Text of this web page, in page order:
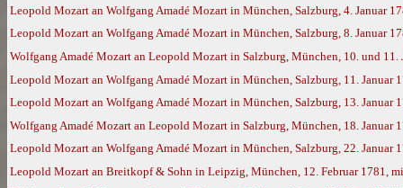
Leopold Mozart an Wolfgang Amadé Mozart in München, Salzburg, 4. Januar
Leopold Mozart an Wolfgang Amadé Mozart in München, Salzburg, 8. Januar
Wolfgang Amadé Mozart an Leopold Mozart in Salzburg, München, 10. und 11.
Leopold Mozart an Wolfgang Amadé Mozart in München, Salzburg, 11. Januar
Leopold Mozart an Wolfgang Amadé Mozart in München, Salzburg, 13. Januar
Wolfgang Amadé Mozart an Leopold Mozart in Salzburg, München, 18. Januar
Leopold Mozart an Wolfgang Amadé Mozart in München, Salzburg, 22. Januar
Leopold Mozart an Breitkopf & Sohn in Leipzig, München, 12. Februar 1781,